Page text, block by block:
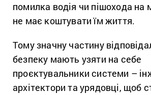
помилка водія чи пішохода на
не має коштувати їм життя.
Тому значну частину
безпеку мають узяти на себе
проєктувальники системи –
архітектори та урядовці, щоб